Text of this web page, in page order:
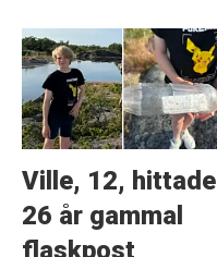
Ville, 12, hittade
26 år gammal
flaskpost